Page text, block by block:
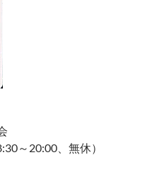
～20:00、無休）